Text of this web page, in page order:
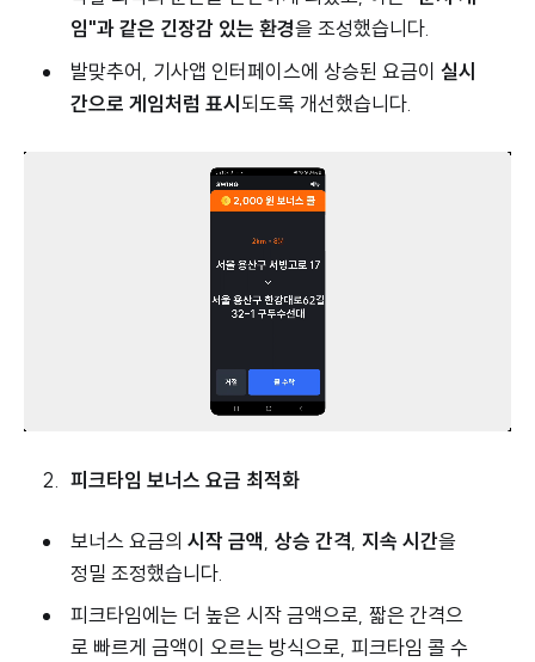
임"과 같은 긴장감 있는 환경을 조성했습니다.
발맞추어, 기사앱 인터페이스에​ 상승된 요금이실시
간으로 게임처럼 표시되도록 개선했습니다.
피크타임 보너스 요금 최적화
보너스 요금의시작 금액 ,상승 간격 ,지속 시간을
정밀 조정했습니다.
피크타임에는 더 높은 시작 금액으로, 짧은 간격으
로 빠르게 금액이 오르는 방식으로, 피크타임 콜 수